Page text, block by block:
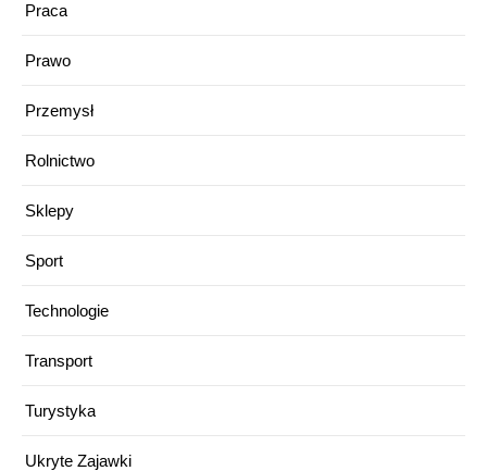
Praca
Prawo
Przemysł
Rolnictwo
Sklepy
Sport
Technologie
Transport
Turystyka
Ukryte Zajawki